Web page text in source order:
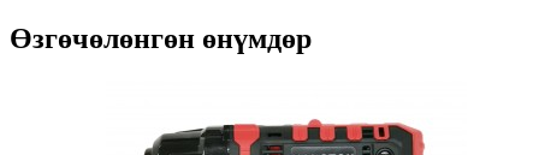
Өзгөчөлөнгөн өнүмдөр